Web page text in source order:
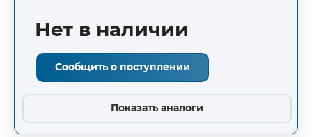
Нет в наличии
Сообщить о поступлении
Показать аналоги